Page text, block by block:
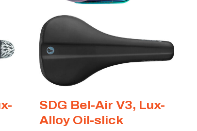
SDG Bel-Air V3, Lux-
Alloy Oil-slick